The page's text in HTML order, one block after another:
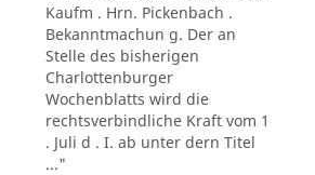
Kaufm . Hrn. Pickenbach .
Bekanntmachun g. Der an
Stelle des bisherigen
Charlottenburger
Wochenblatts wird die
rechtsverbindliche Kraft vom 1
. Juli d . I. ab unter dern Titel
..."